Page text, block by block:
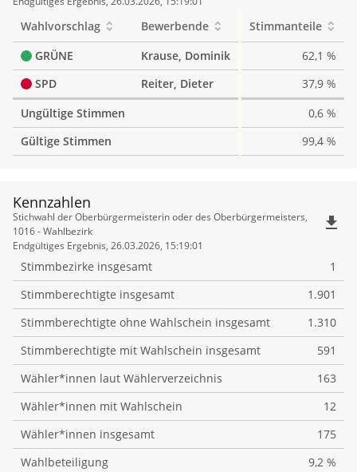
Wahlvorschlag Bewerbende
Stimmanteile
GRÜNE
Krause, Dominik
62,1 %
SPD
Reiter, Dieter
37,9 %
Ungültige Stimmen
0,6 %
Gültige Stimmen
99,4 %
Kennzahlen
Kennzahlen
Stichwahl der Oberbürgermeisterin oder des Oberbürgermeisters,
1016 - Wahlbezirk
Endgültiges Ergebnis, 26.03.2026, 15:19:01
file_download
Stimmbezirke insgesamt
1
Stimmberechtigte insgesamt
1.901
Stimmberechtigte ohne Wahlschein insgesamt
1.310
Stimmberechtigte mit Wahlschein insgesamt
591
Wähler*innen laut Wählerverzeichnis
163
Wähler*innen mit Wahlschein
12
Wähler*innen insgesamt
175
Wahlbeteiligung
9,2 %